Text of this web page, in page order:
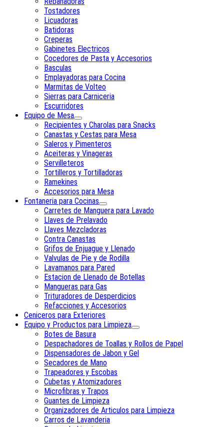
Tostadores
Licuadoras
Batidoras
Creperas
Gabinetes Electricos
Cocedores de Pasta y Accesorios
Basculas
Emplayadoras para Cocina
Marmitas de Volteo
Sierras para Carniceria
Escurridores
Equipo de Mesa
Recipientes y Charolas para Snacks
Canastas y Cestas para Mesa
Saleros y Pimenteros
Aceiteras y Vinageras
Servilleteros
Tortilleros y Tortilladoras
Ramekines
Accesorios para Mesa
Fontaneria para Cocinas
Carretes de Manguera para Lavado
Llaves de Prelavado
Llaves Mezcladoras
Contra Canastas
Grifos de Enjuague y Llenado
Valvulas de Pie y de Rodilla
Lavamanos para Pared
Estacion de Llenado de Botellas
Mangueras para Gas
Trituradores de Desperdicios
Refacciones y Accesorios
Ceniceros para Exteriores
Equipo y Productos para Limpieza
Botes de Basura
Despachadores de Toallas y Rollos de Papel
Dispensadores de Jabon y Gel
Secadores de Mano
Trapeadores y Escobas
Cubetas y Atomizadores
Microfibras y Trapos
Guantes de Limpieza
Organizadores de Articulos para Limpieza
Carros de Lavanderia